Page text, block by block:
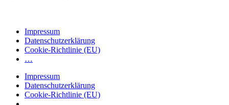
Impressum
Datenschutzerklärung
Cookie-Richtlinie (EU)
…
Impressum
Datenschutzerklärung
Cookie-Richtlinie (EU)